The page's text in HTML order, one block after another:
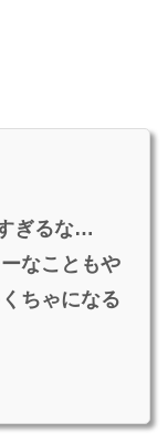
ぎるな…
なこともや
ちゃになる